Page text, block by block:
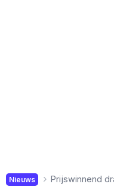
Nieuws Prijswinnend